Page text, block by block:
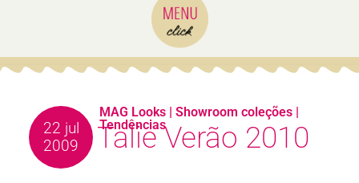
22 jul
2009
Talie Verão 2010
MAG Looks | Showroom coleções |
Tendências